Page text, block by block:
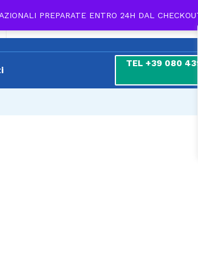
PREPARATE ENTRO 24H DAL
TEL +39 080